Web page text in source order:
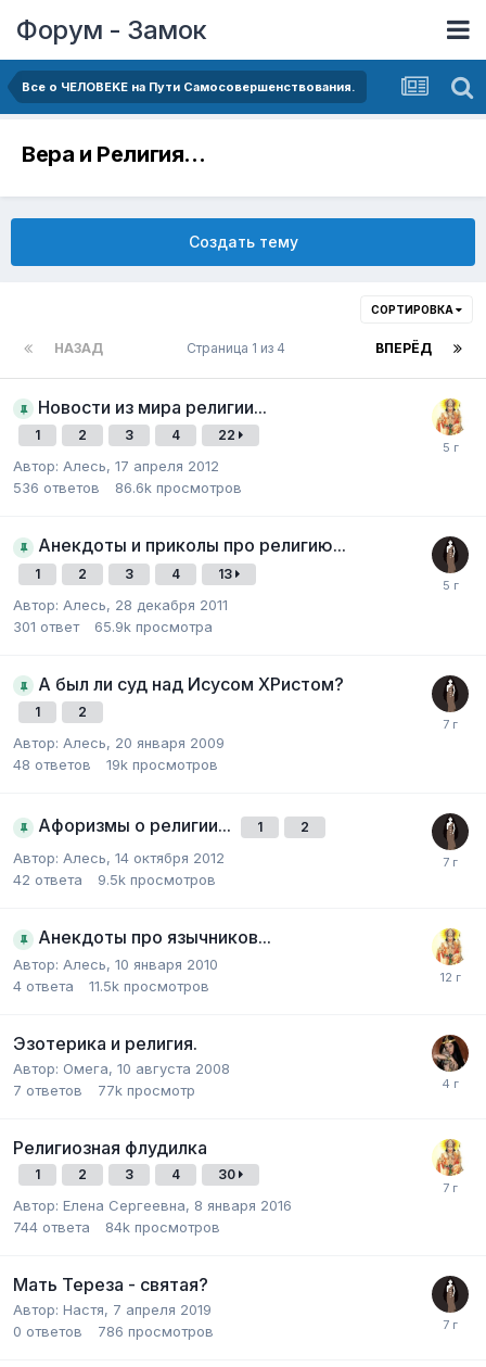
Форум - Замок
Все о ЧЕЛОВЕKЕ на Пути Самосовершенствования.
Вера и Религия...
Создать тему
СОРТИРОВКА
НАЗАД ВПЕРЁД
Страница 1 из 4
Новости из мира религии...
1 2 3 4 22
Автор: Алесь, 17 апреля 2012
536 ответов 86.6k просмотров
Анекдоты и приколы про религию...
1 2 3 4 13
Автор: Алесь, 28 декабря 2011
301 ответ 65.9k просмотра
А был ли суд над Исусом ХРистом?
1 2
Автор: Алесь, 20 января 2009
48 ответов 19k просмотров
Афоризмы о религии... 1 2
Автор: Алесь, 14 октября 2012
42 ответа 9.5k просмотров
Анекдоты про язычников...
Автор: Алесь, 10 января 2010
4 ответа 11.5k просмотров
Эзотерика и религия.
Автор: Омега, 10 августа 2008
7 ответов 77k просмотр
Религиозная флудилка
1 2 3 4 30
Автор: Елена Сергеевна, 8 января 2016
744 ответа 84k просмотров
Мать Тереза - святая?
Автор: Настя, 7 апреля 2019
0 ответов 786 просмотров